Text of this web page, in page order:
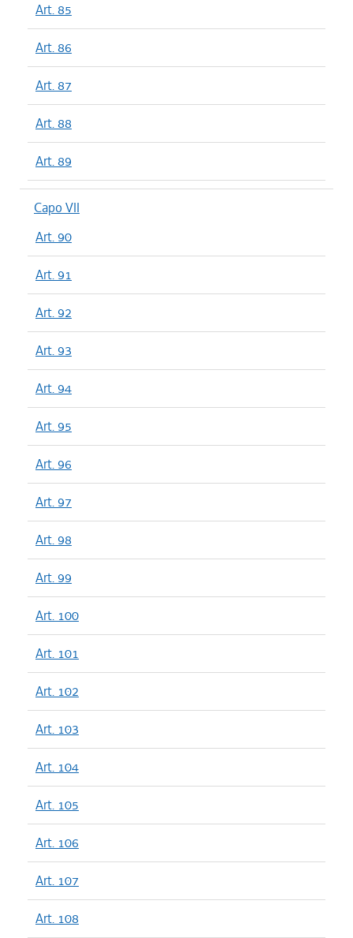
Art. 85
Art. 86
Art. 87
Art. 88
Art. 89
Capo VII
Art. 90
Art. 91
Art. 92
Art. 93
Art. 94
Art. 95
Art. 96
Art. 97
Art. 98
Art. 99
Art. 100
Art. 101
Art. 102
Art. 103
Art. 104
Art. 105
Art. 106
Art. 107
Art. 108